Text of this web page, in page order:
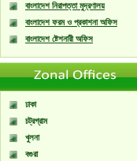
বাংলাদেশ নিরাপত্তা মুদ্রণালয়
বাংলাদেশ ফরম ও প্রকাশনা অফিস
বাংলাদেশ ষ্টেশনারী অফিস
ঢাকা
চট্রগ্রাম
খুলনা
বগুরা